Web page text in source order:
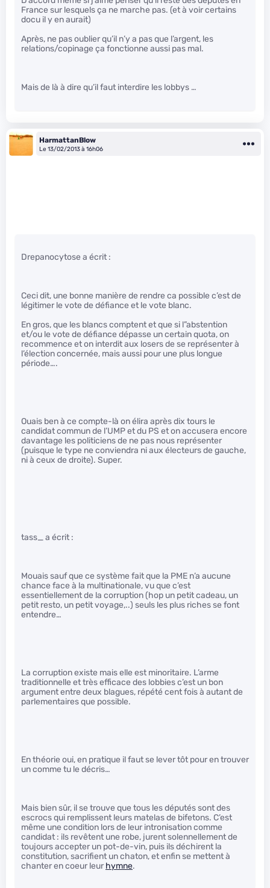
France sur lesquels ça ne marche pas. (et à voir certains
docu il y en aurait)
Après, ne pas oublier qu’il n’y a pas que l’argent, les
relations/copinage ça fonctionne aussi pas mal.
Mais de là à dire qu’il faut interdire les lobbys …
HarmattanBlow
Le 13/02/2013 à 16h06
Drepanocytose a écrit :
Ceci dit, une bonne manière de rendre ca possible c’est de
légitimer le vote de défiance et le vote blanc.
En gros, que les blancs comptent et que si l”abstention
et/ou le vote de défiance dépasse un certain quota, on
recommence et on interdit aux losers de se représenter à
l’élection concernée, mais aussi pour une plus longue
période….
Ouais ben à ce compte-là on élira après dix tours le
candidat commun de l’UMP et du PS et on accusera encore
davantage les politiciens de ne pas nous représenter
(puisque le type ne conviendra ni aux électeurs de gauche,
ni à ceux de droite). Super.
tass_ a écrit :
Mouais sauf que ce système fait que la PME n’a aucune
chance face à la multinationale, vu que c’est
essentiellement de la corruption (hop un petit cadeau, un
petit resto, un petit voyage,..) seuls les plus riches se font
entendre…
La corruption existe mais elle est minoritaire. L’arme
traditionnelle et très efficace des lobbies c’est un bon
argument entre deux blagues, répété cent fois à autant de
parlementaires que possible.
En théorie oui, en pratique il faut se lever tôt pour en trouver
un comme tu le décris…
Mais bien sûr, il se trouve que tous les députés sont des
escrocs qui remplissent leurs matelas de bifetons. C’est
même une condition lors de leur intronisation comme
candidat : ils revêtent une robe, jurent solennellement de
toujours accepter un pot-de-vin, puis ils déchirent la
constitution, sacrifient un chaton, et enfin se mettent à
chanter en coeur leur hymne.